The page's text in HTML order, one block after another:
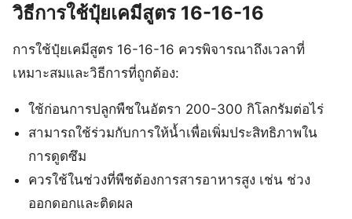
วิธีการใช้ปุ๋ยเคมีสูตร 16-16-16
การใช้ปุ๋ยเคมีสูตร 16-16-16 ควรพิจารณาถึงเวลาที่
เหมาะสมและวิธีการที่ถูกต้อง:
ใช้ก่อนการปลูกพืชในอัตรา 200-300 กิโลกรัมต่อไร่
สามารถใช้ร่วมกับการให้น้ำเพื่อเพิ่มประสิทธิภาพใน
การดูดซึม
ควรใช้ในช่วงที่พืชต้องการสารอาหารสูง เช่น ช่วง
ออกดอกและติดผล